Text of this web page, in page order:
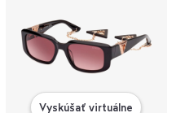
Vyskúšať virtuálne